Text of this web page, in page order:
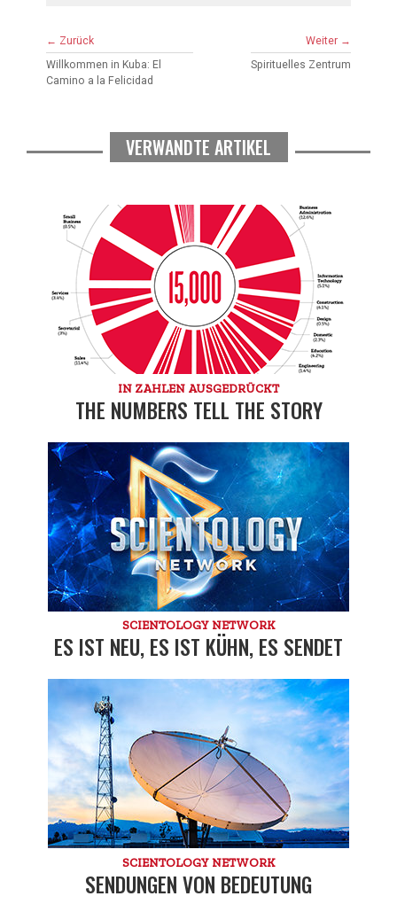
← Zurück
Willkommen in Kuba: El
Camino a la Felicidad
Weiter →
Spirituelles Zentrum
VERWANDTE ARTIKEL
IN ZAHLEN AUSGEDRÜCKT
THE NUMBERS TELL THE STORY
SCIENTOLOGY NETWORK
ES IST NEU, ES IST KÜHN, ES SENDET
SCIENTOLOGY NETWORK
SENDUNGEN VON BEDEUTUNG